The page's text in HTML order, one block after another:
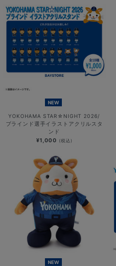
NEW
YOKOHAMA STAR☆NIGHT 2026/
ブラインド選手イラストアクリルスタ
ンド
¥1,000 (税込)
NEW